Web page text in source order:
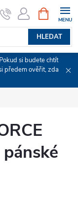
HLEDAT
NÁKUPNÍ
KOŠÍK
si budete chtít
předem ověřit, zda